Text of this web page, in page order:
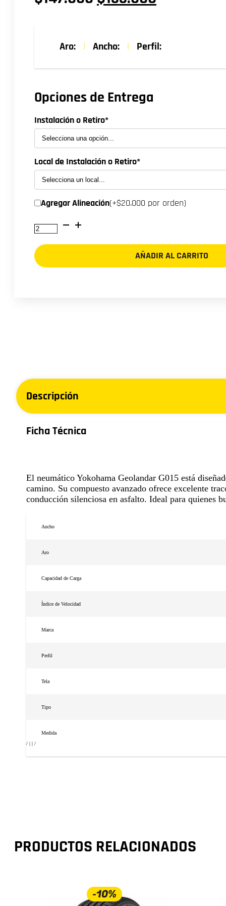
original actual
Aro: | Ancho: | Perfil:
Opciones de Entrega
Instalación o Retiro*
Local de Instalación o Retiro*
Agregar Alineación(+$20.000 por orden)
NEUMATICO
YOKOHAMA
235/65R17
G015
108H
AÑADIR AL CARRITO
Descripción
Ficha Técnica
El neumático Yokohama Geolandar G015 está
camino. Su compuesto avanzado ofrece excelente
conducción silenciosa en asfalto. Ideal para quienes
Ancho
Aro
Capacidad de Carga
Índice de Velocidad
Marca
Perfil
Tela
Tipo
Medida
/ | | /
PRODUCTOS RELACIONADOS
-10%